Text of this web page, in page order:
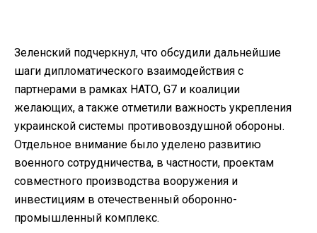
Зеленский подчеркнул, что обсудили дальнейшие
шаги дипломатического взаимодействия с
партнерами в рамках НАТО, G7 и коалиции
желающих, а также отметили важность укрепления
украинской системы противовоздушной обороны.
Отдельное внимание было уделено развитию
военного сотрудничества, в частности, проектам
совместного производства вооружения и
инвестициям в отечественный оборонно-
промышленный комплекс.